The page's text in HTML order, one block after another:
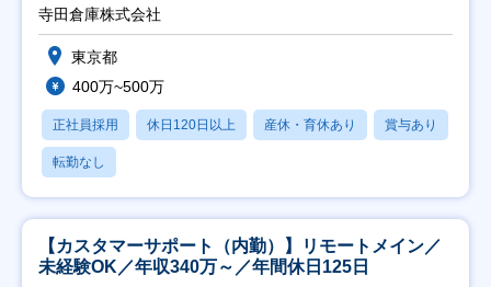
寺田倉庫株式会社
東京都
400万~500万
正社員採用 休日120日以上 産休・育休あり 賞与あり
転勤なし
【カスタマーサポート（内勤）】リモートメイン／
未経験OK／年収340万～／年間休日125日